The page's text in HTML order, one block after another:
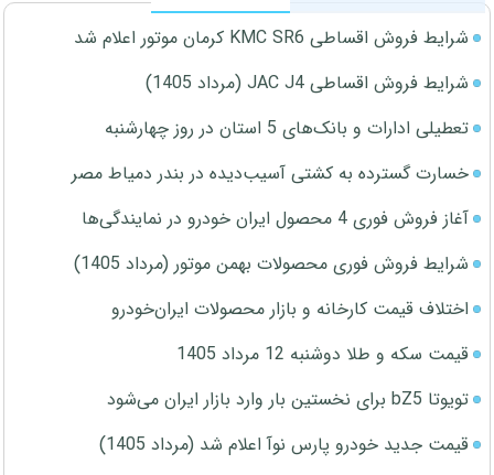
شرایط فروش اقساطی KMC SR6 کرمان موتور اعلام شد
شرایط فروش اقساطی JAC J4 (مرداد 1405)
تعطیلی ادارات و بانک‌های 5 استان در روز چهارشنبه
خسارت گسترده به کشتی آسیب‌دیده در بندر دمیاط مصر
آغاز فروش فوری 4 محصول ایران خودرو در نمایندگی‌ها
شرایط فروش فوری محصولات بهمن موتور (مرداد 1405)
اختلاف قیمت کارخانه و بازار محصولات ایران‌خودرو
قیمت سکه و طلا دوشنبه 12 مرداد 1405
تویوتا bZ5 برای نخستین بار وارد بازار ایران می‌شود
قیمت جدید خودرو پارس نوآ اعلام شد (مرداد 1405)